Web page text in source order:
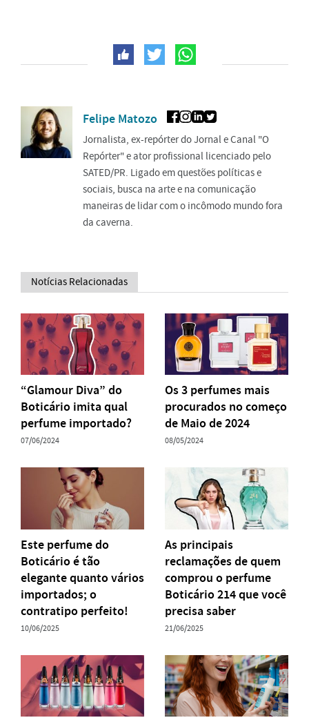
Felipe Matozo
Jornalista, ex-repórter do Jornal e Canal "O
Repórter" e ator profissional licenciado pelo
SATED/PR. Ligado em questões políticas e
sociais, busca na arte e na comunicação
maneiras de lidar com o incômodo mundo fora
da caverna.
Notícias Relacionadas
“Glamour Diva” do
Boticário imita qual
perfume importado?
07/06/2024
Os 3 perfumes mais
procurados no começo
de Maio de 2024
08/05/2024
Este perfume do
Boticário é tão
elegante quanto vários
importados; o
contratipo perfeito!
10/06/2025
As principais
reclamações de quem
comprou o perfume
Boticário 214 que você
precisa saber
21/06/2025